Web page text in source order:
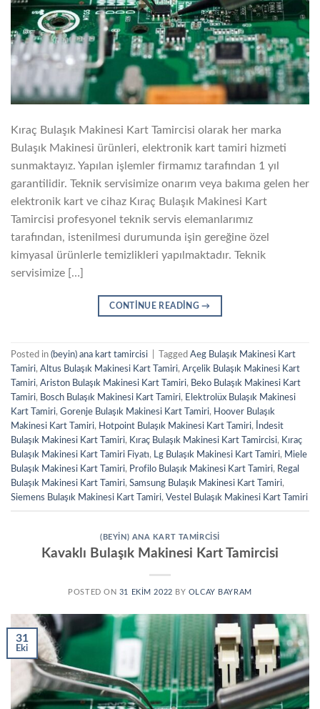
Kıraç Bulaşık Makinesi Kart Tamircisi olarak her marka
Bulaşık Makinesi ürünleri, elektronik kart tamiri hizmeti
sunmaktayız. Yapılan işlemler firmamız tarafından 1 yıl
garantilidir. Teknik servisimize onarım veya bakıma gelen her
elektronik kart ve cihaz Kıraç Bulaşık Makinesi Kart
Tamircisi profesyonel teknik servis elemanlarımız
tarafından, istenilmesi durumunda işin gereğine özel
kimyasal ürünlerle temizlikleri yapılmaktadır. Teknik
servisimize […]
CONTINUE READING→
Posted in (beyin) ana kart tamircisi Tagged Aeg Bulaşık Makinesi Kart
Tamiri, Altus Bulaşık Makinesi Kart Tamiri, Arçelik Bulaşık Makinesi Kart
Tamiri, Ariston Bulaşık Makinesi Kart Tamiri, Beko Bulaşık Makinesi Kart
Tamiri, Bosch Bulaşık Makinesi Kart Tamiri, Elektrolüx Bulaşık Makinesi
Kart Tamiri, Gorenje Bulaşık Makinesi Kart Tamiri, Hoover Bulaşık
Makinesi Kart Tamiri, Hotpoint Bulaşık Makinesi Kart Tamiri,
İndesit
Bulaşık Makinesi Kart Tamiri, Kıraç Bulaşık Makinesi Kart Tamircisi, Kıraç
Bulaşık Makinesi Kart Tamiri Fiyatı, Lg Bulaşık Makinesi Kart Tamiri, Miele
Bulaşık Makinesi Kart Tamiri, Profilo Bulaşık Makinesi Kart Tamiri, Regal
Bulaşık Makinesi Kart Tamiri, Samsung Bulaşık Makinesi Kart Tamiri,
Siemens Bulaşık Makinesi Kart Tamiri, Vestel Bulaşık Makinesi Kart Tamiri
(BEYIN) ANA KART TAMIRCISI
Kavaklı Bulaşık Makinesi Kart Tamircisi
POSTED ON 31 EKIM 2022 BY OLCAY BAYRAM
31
Eki